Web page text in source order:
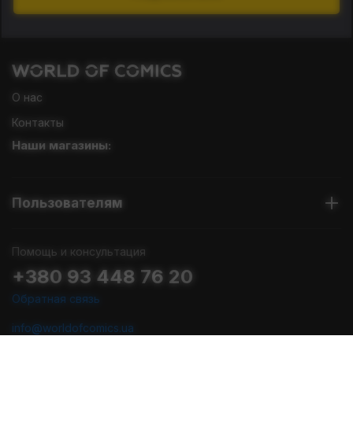
О нас
Контакты
Наши магазины:
Пользователям
Помощь и консультация
+380 93 448 76 20
Обратная связь
info@worldofcomics.ua